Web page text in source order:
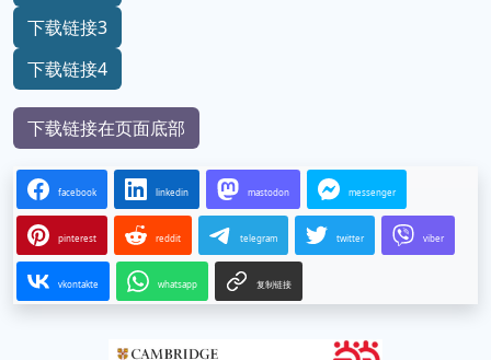
下载链接3
下载链接4
下载链接在页面底部
facebook linkedin mastodon messenger
pinterest reddit telegram twitter viber
vkontakte whatsapp 复制链接